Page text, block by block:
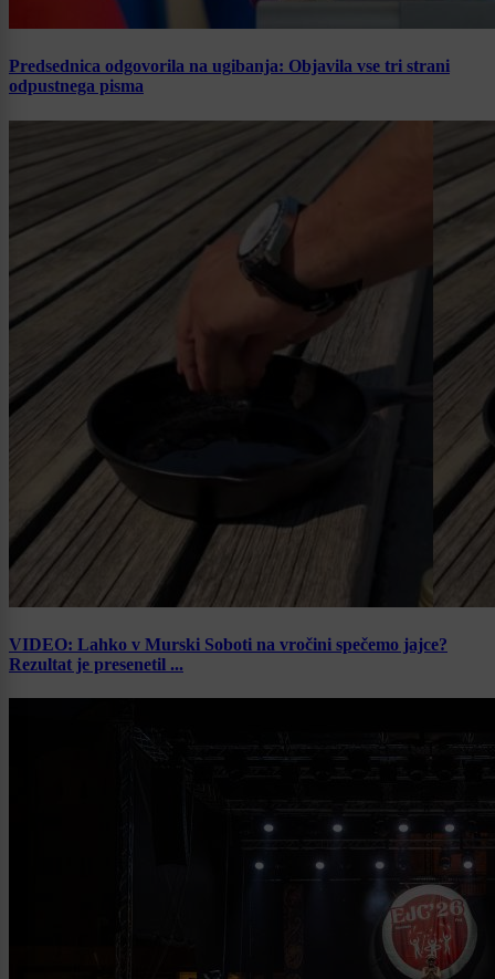
Predsednica odgovorila na ugibanja: Objavila vse tri strani
odpustnega pisma
VIDEO: Lahko v Murski Soboti na vročini spečemo jajce?
Rezultat je presenetil ...